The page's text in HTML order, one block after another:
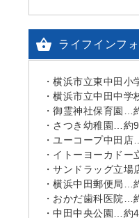
 ライフインフ
・横浜市立東中田
・横浜市立中田中
・御霊神社保育園…
・さつき幼稚園…約
・ユーコープ中田
・イトーヨーカド
・サンドラッグ立
・横浜中田郵便局…
・おかだ歯科医院…
・中田中央公園…約